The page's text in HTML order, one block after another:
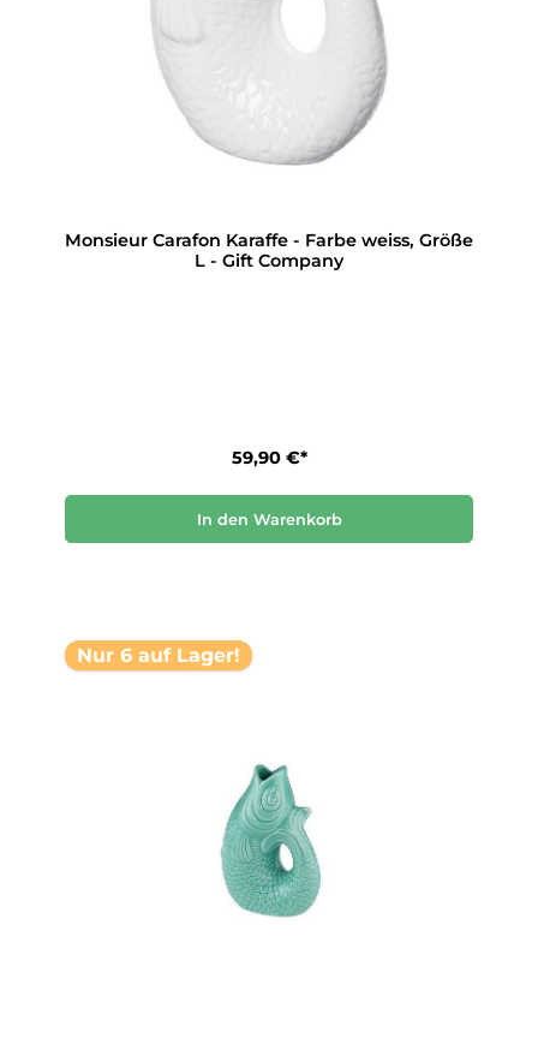
Monsieur Carafon Karaffe - Farbe weiss, Größe
L - Gift Company
59,90 €*
In den Warenkorb
Nur 6 auf Lager!